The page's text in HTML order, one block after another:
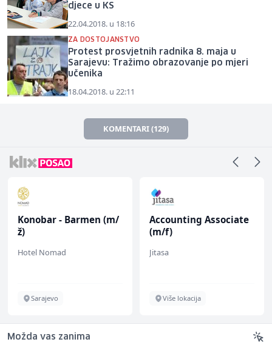
djece u KS
22.04.2018. u 18:16
ZA DOSTOJANSTVO
Protest prosvjetnih radnika 8. maja u
Sarajevu: Tražimo obrazovanje po mjeri
učenika
18.04.2018. u 22:11
KOMENTARI (129)
Konobar - Barmen (m/
ž)
Hotel Nomad
Sarajevo
Accounting Associate
(m/f)
Jitasa
Više lokacija
Možda vas zanima